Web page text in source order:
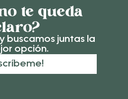
te queda
buscamos juntas la
opción.